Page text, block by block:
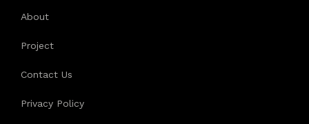
About
Project
Contact Us
Privacy Policy